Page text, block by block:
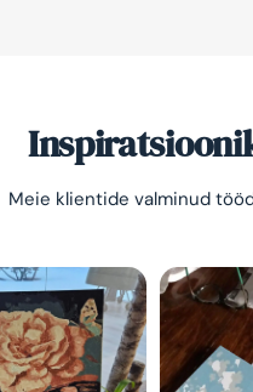
Meie klientide valminud